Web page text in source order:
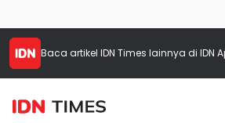
Baca artikel IDN Times lainnya di IDN